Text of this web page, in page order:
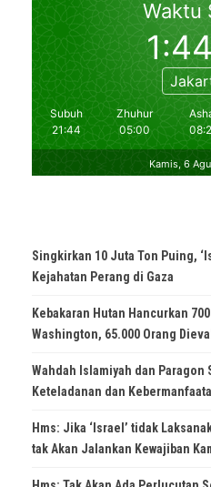
Singkirkan 10 Juta Ton Puing,
Kejahatan Perang di Gaza
Kebakaran Hutan Hancurkan
Washington, 65.000 Orang
Wahdah Islamiyah dan Paragon
Keteladanan dan
Hms: Jika ‘Israel’ tidak
tak Akan Jalankan Kewajiban